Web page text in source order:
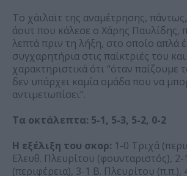
Το χάιλαϊτ της αναμέτρησης,
άουτ που κάλεσε ο Χάρης Παυλίδης,
λεπτά πριν τη λήξη, στο οποίο απλά
συγχαρητήρια στις παίκτριές του
χαρακτηριστικά ότι “όταν παίζουμε
δεν υπάρχει καμία ομάδα που να
αντιμετωπίσει”.
Τα οκτάλεπτα: 5-1, 5-3, 5-2, 0-2
Η εξέλιξη του σκορ: 1-0 Τριχά
Ελευθ. Πλευρίτου (φουνταριστός),
(περιφέρεια), 3-1 Β. Πλευρίτου (π.π.),